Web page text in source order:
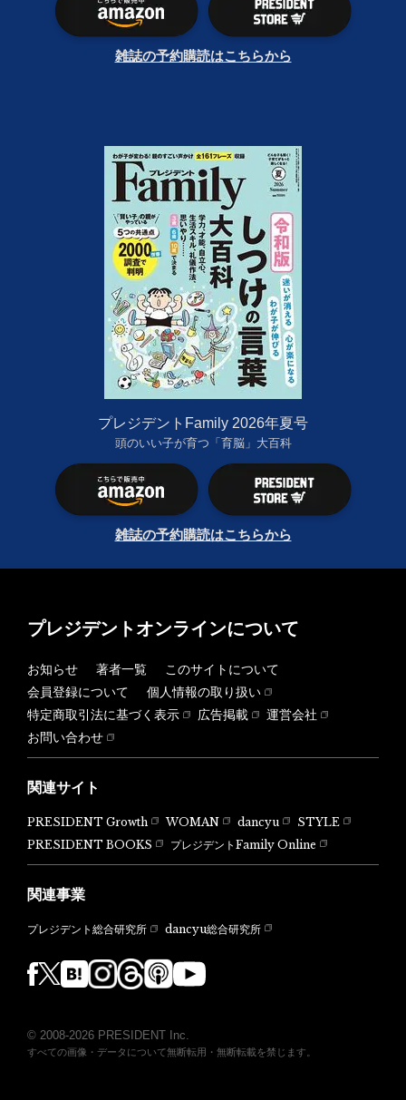
雑誌の予約購読はこちらから
プレジデントFamily 2026年夏号
頭のいい子が育つ「育脳」大百科
雑誌の予約購読はこちらから
プレジデントオンラインについて
お知らせ 著者一覧
このサイトについて
会員登録について
個人情報の取り扱い
特定商取引法に基づく表示
広告掲載
運営会社
お問い合わせ
関連サイト
PRESIDENT Growth WOMAN dancyu
STYLE
PRESIDENT BOOKS
プレジデントFamily Online
関連事業
プレジデント総合研究所 dancyu総合研究所
© 2008-2026 PRESIDENT Inc.
すべての画像・データについて無断転用・無断転載を禁じます。